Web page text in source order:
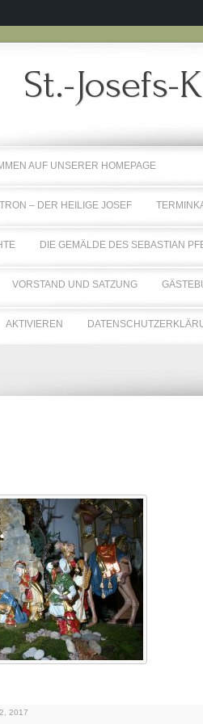
St.-Josefs-
AUF UNSERER HOMEPAGE
– DER HEILIGE JOSEF
DIE GEMÄLDE DES SEBASTIAN
VORSTAND UND SATZUNG
AKTIVIEREN
2017